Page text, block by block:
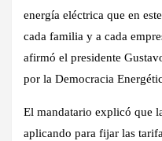
energía eléctrica que en
cada familia y a cada
afirmó el presidente
por la Democracia
El mandatario explicó que
aplicando para fijar las